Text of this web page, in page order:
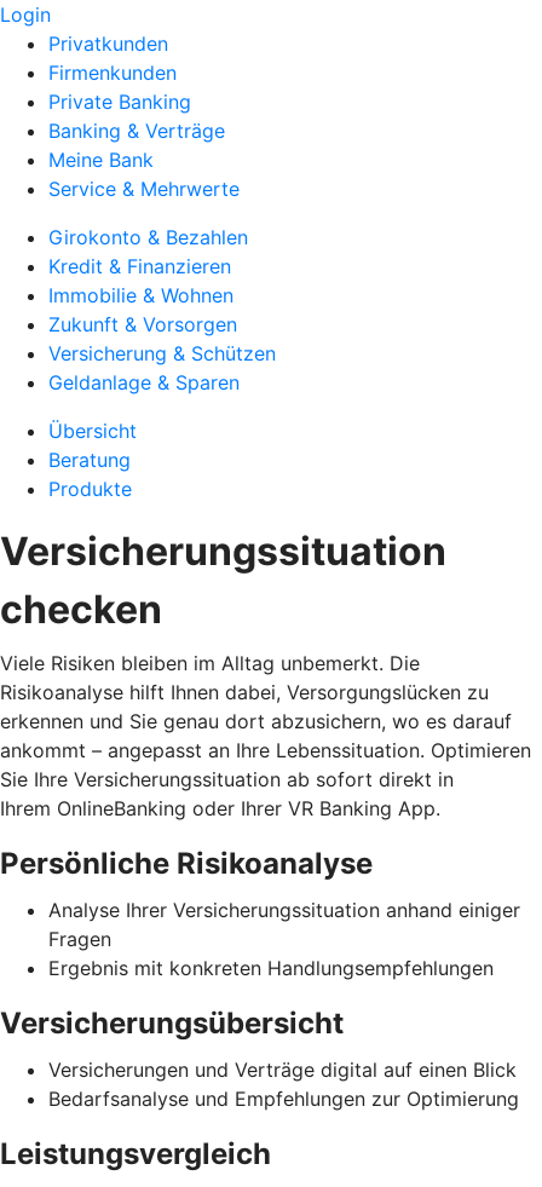
Login
Privatkunden
Firmenkunden
Private Banking
Banking & Verträge
Meine Bank
Service & Mehrwerte
Girokonto & Bezahlen
Kredit & Finanzieren
Immobilie & Wohnen
Zukunft & Vorsorgen
Versicherung & Schützen
Geldanlage & Sparen
Übersicht
Beratung
Produkte
Versicherungssituation
checken
Viele Risiken bleiben im Alltag unbemerkt. Die
Risikoanalyse hilft Ihnen dabei, Versorgungslücken zu
erkennen und Sie genau dort abzusichern, wo es darauf
ankommt – angepasst an Ihre Lebenssituation. Optimieren
Sie Ihre Versicherungssituation ab sofort direkt in
Ihrem OnlineBanking oder Ihrer VR Banking App.
Persönliche Risikoanalyse
Analyse Ihrer Versicherungssituation anhand einiger
Fragen
Ergebnis mit konkreten Handlungsempfehlungen
Versicherungsübersicht
Versicherungen und Verträge digital auf einen Blick
Bedarfsanalyse und Empfehlungen zur Optimierung
Leistungsvergleich